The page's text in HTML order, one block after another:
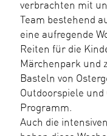
verbrachten mit
Team bestehend
eine aufregende
Reiten für die
Märchenpark und
Basteln von
Outdoorspiele
Programm.
Auch die